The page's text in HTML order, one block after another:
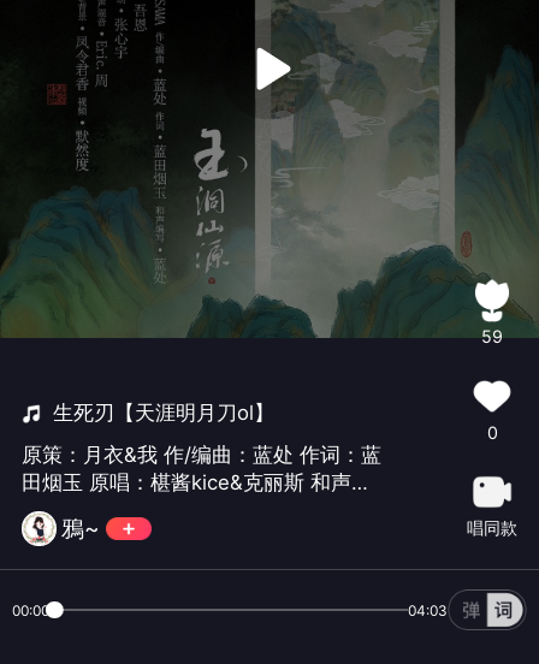
生死刃【天涯明月刀ol】
原策：月衣&我 作/编曲：蓝处 作词：蓝
田烟玉 原唱：椹酱kice&克丽斯 和声：
椹酱kice 翻唱：旧是旧人&陌秋离 和
声：旧是旧人 混音：绯戈 题字：聆泽
海报：努比熊 翻一个自己社团的原创，
哥，喜欢这歌的小伙伴欢迎来翻唱，和
鴉~
59
0
唱同款
00:00 04:03